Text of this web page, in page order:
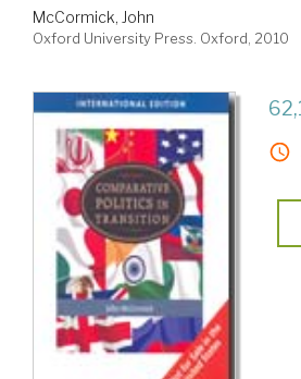
McCormick, John
Oxford University Press. Oxford, 2010